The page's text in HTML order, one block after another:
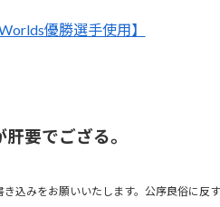
優勝選手使用】
要でござる。
込みをお願いいたします。公序良俗に反